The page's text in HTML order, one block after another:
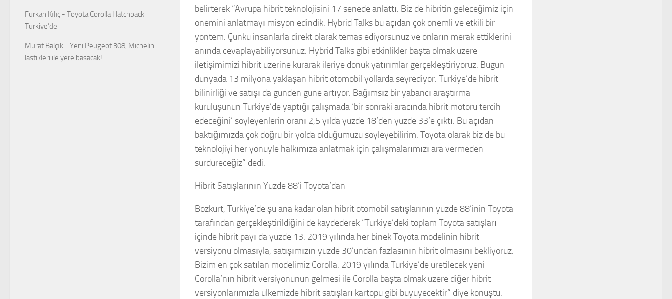
belirterek “Avrupa hibrit teknolojisini 17 senede anlattı. Biz de hibritin geleceğimiz için
önemini anlatmayı misyon edindik. Hybrid Talks bu açıdan çok önemli ve etkili bir
yöntem. Çünkü insanlarla direkt olarak temas ediyorsunuz ve onların merak ettiklerini
anında cevaplayabiliyorsunuz. Hybrid Talks gibi etkinlikler başta olmak üzere
iletişimimizi hibrit üzerine kurarak ileriye dönük yatırımlar gerçekleştiriyoruz. Bugün
dünyada 13 milyona yaklaşan hibrit otomobil yollarda seyrediyor. Türkiye’de hibrit
bilinirliği ve satışı da günden güne artıyor. Bağımsız bir yabancı araştırma
kuruluşunun Türkiye’de yaptığı çalışmada ‘bir sonraki aracında hibrit motoru tercih
edeceğini’ söyleyenlerin oranı 2,5 yılda yüzde 18’den yüzde 33’e çıktı. Bu açıdan
baktığımızda çok doğru bir yolda olduğumuzu söyleyebilirim. Toyota olarak biz de bu
teknolojiyi her yönüyle halkımıza anlatmak için çalışmalarımızı ara vermeden
sürdüreceğiz” dedi.
Hibrit Satışlarının Yüzde 88’i Toyota’dan
Bozkurt, Türkiye’de şu ana kadar olan hibrit otomobil satışlarının yüzde 88’inin Toyota
tarafından gerçekleştirildiğini de kaydederek “Türkiye’deki toplam Toyota satışları
içinde hibrit payı da yüzde 13. 2019 yılında her binek Toyota modelinin hibrit
versiyonu olmasıyla, satışımızın yüzde 30’undan fazlasının hibrit olmasını bekliyoruz.
Bizim en çok satılan modelimiz Corolla. 2019 yılında Türkiye’de üretilecek yeni
Corolla’nın hibrit versiyonunun gelmesi ile Corolla başta olmak üzere diğer hibrit
versiyonlarımızla ülkemizde hibrit satışları kartopu gibi büyüyecektir” diye konuştu.
Furkan Kılıç - Toyota Corolla Hatchback
Türkiye’de
Murat Balçık - Yeni Peugeot 308, Michelin
lastikleri ile yere basacak!